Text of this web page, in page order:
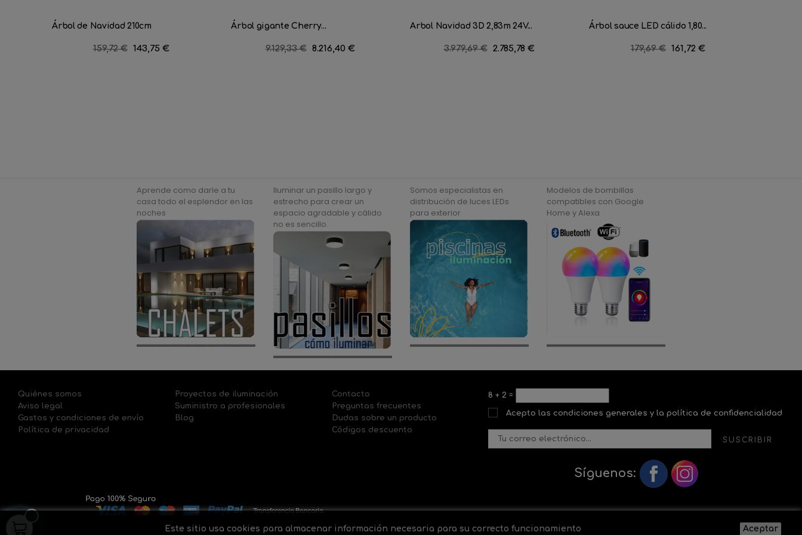
Árbol de Navidad 210cm
Precio
159,72 € Precio
143,75 €
Árbol gigante Cherry...
Precio
9.129,33 € Precio
8.216,40 €
Arbol Navidad 3D 2,83m 24V...
Precio
3.979,69 € Precio
2.785,78 €
Árbol sauce LED cálido 1,80...
Precio
179,69 € Precio
161,72 €
Aprende como darle a tu
casa todo el esplendor en las
noches
Iluminar un pasillo largo y
estrecho para crear un
espacio agradable y cálido
no es sencillo.
Somos especialistas en
distribución de luces LEDs
para exterior
Modelos de bombillas
compatibles con Google
Home y Alexa
Quiénes somos
Aviso legal
Gastos y condiciones de envío
Política de privacidad
Proyectos de iluminación
Suministro a profesionales
Blog
Contacto
Preguntas frecuentes
Dudas sobre un producto
Códigos descuento
8 + 2 =
Acepto las condiciones generales y la política de confidencialidad
SUSCRIBIR
Síguenos:
Este sitio usa cookies para almacenar información necesaria para su correcto funcionamiento Aceptar